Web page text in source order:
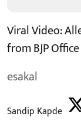
Viral Video:
from BJP
esakal
Sandip Kapde